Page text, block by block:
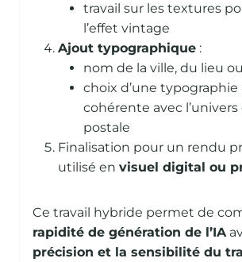
travail sur les textures
l’effet vintage
Ajout typographique :
nom de la ville, du lieu
choix d’une typographie
cohérente avec l’univers
postale
Finalisation pour un rendu
utilisé en visuel digital ou
Ce travail hybride permet de
rapidité de génération de l’IA
précision et la sensibilité du